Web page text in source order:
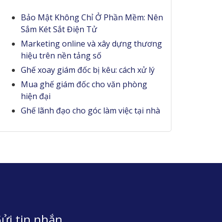
Bảo Mật Không Chỉ Ở Phần Mềm: Nên
Sắm Két Sắt Điện Tử
Marketing online và xây dựng thương
hiệu trên nền tảng số
Ghế xoay giám đốc bị kêu: cách xử lý
Mua ghế giám đốc cho văn phòng
hiện đại
Ghế lãnh đạo cho góc làm việc tại nhà